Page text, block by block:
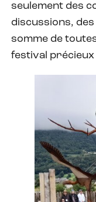
seulement des
discussions,
somme de
festival